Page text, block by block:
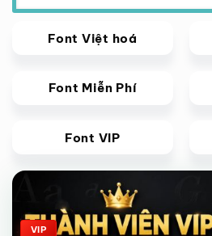
Font Việt hoá
Font Miễn Phí
Font VIP
Giảm giá!
VIP